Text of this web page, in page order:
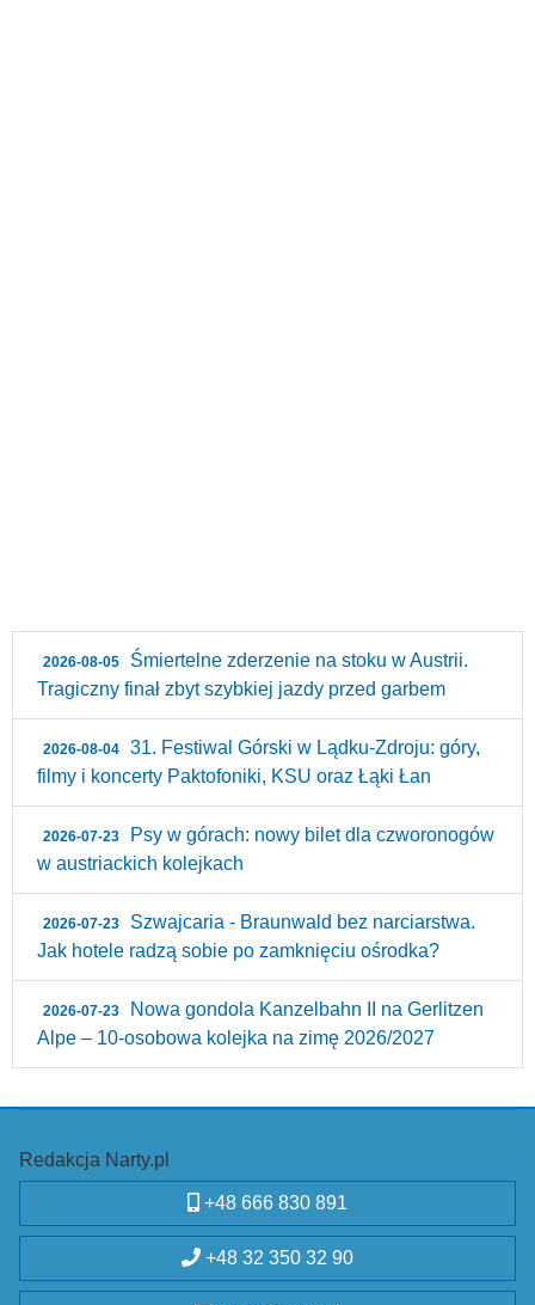
2026-08-05
Śmiertelne zderzenie na stoku w Austrii.
Tragiczny finał zbyt szybkiej jazdy przed garbem
2026-08-04
31. Festiwal Górski w Lądku-Zdroju: góry,
filmy i koncerty Paktofoniki, KSU oraz Łąki Łan
2026-07-23
Psy w górach: nowy bilet dla czworonogów
w austriackich kolejkach
2026-07-23
Szwajcaria - Braunwald bez narciarstwa.
Jak hotele radzą sobie po zamknięciu ośrodka?
2026-07-23
Nowa gondola Kanzelbahn II na Gerlitzen
Alpe – 10‑osobowa kolejka na zimę 2026/2027
Redakcja Narty.pl
+48 666 830 891
+48 32 350 32 90